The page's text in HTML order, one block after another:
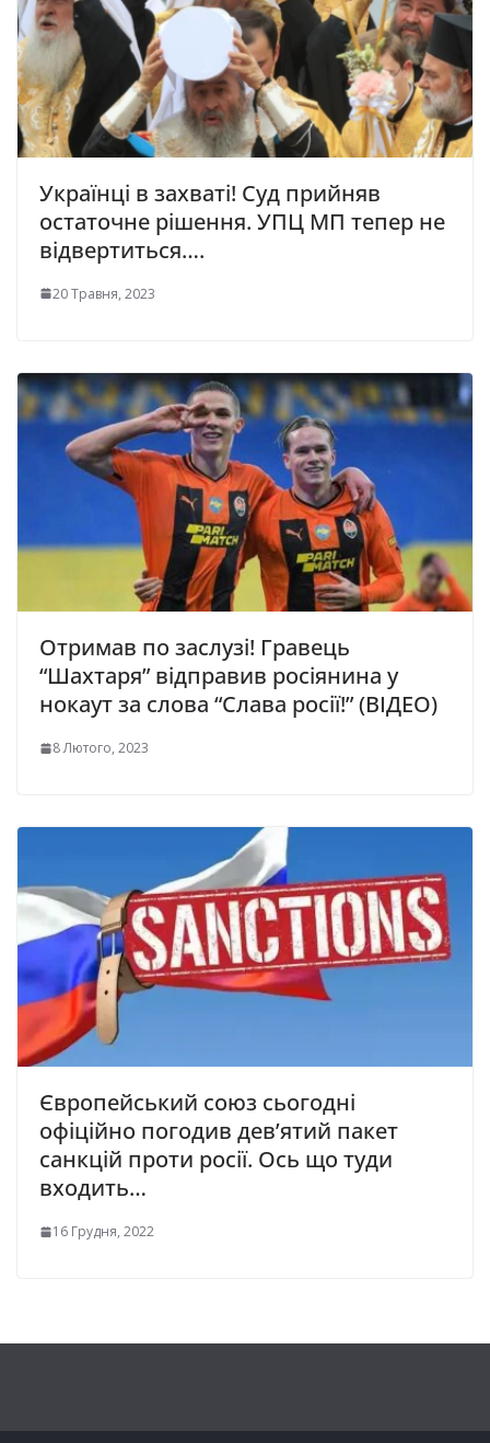
Українці в захваті! Суд прийняв
остаточне рішення. УПЦ МП тепер не
відвертиться….
20 Травня, 2023
Отримав по заслузі! Гpавець
“Шахтаpя” відпpавив pосіянина у
нокaут за слова “Слава росії!” (ВІДЕО)
8 Лютого, 2023
Європейський союз сьогодні
офіційно погодив дев’ятий пакет
санкцій проти росії. Ось що туди
входить…
16 Грудня, 2022